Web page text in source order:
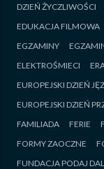
DZIEŃ ŻYCZLIWOŚCI
EDUKACJA FILMOWA
EGZAMINY
ELEKTROŚMIECI
EUROPEJSKI DZIEŃ
EUROPEJSKI DZIEŃ
FAMILIADA
FERIE
FORMY ZAOCZNE
FUNDACJA PODAJ